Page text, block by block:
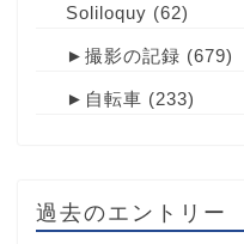
Soliloquy (62)
► 撮影の記録 (679)
► 自転車 (233)
過去のエントリー